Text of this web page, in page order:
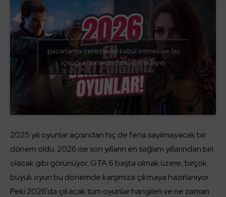
pazarlama çerezlerini kabul etmek ve bu
içeriği etkinleştirmek için tıklayın
2025 yılı oyunlar açısından hiç de fena sayılmayacak bir
dönem oldu. 2026 ise son yılların en sağlam yıllarından biri
olacak gibi görünüyor. GTA 6 başta olmak üzere, birçok
büyük oyun bu dönemde karşımıza çıkmaya hazırlanıyor.
Peki 2026’da çıkacak tüm oyunlar hangileri ve ne zaman